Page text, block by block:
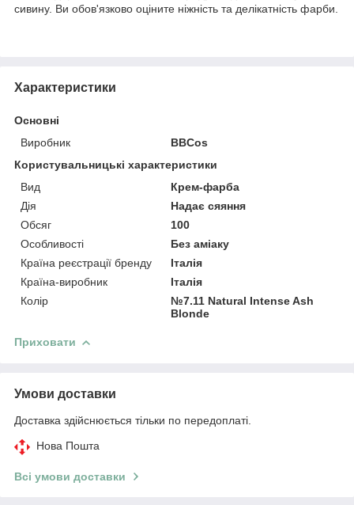
сивину. Ви обов'язково оціните ніжність та делікатність фарби.
Характеристики
Основні
Виробник
BBCos
Користувальницькі характеристики
Вид
Крем-фарба
Дія
Надає сяяння
Обсяг
100
Особливості
Без аміаку
Країна реєстрації бренду
Італія
Країна-виробник
Італія
Колір
№7.11 Natural Intense Ash
Blonde
Приховати
Умови доставки
Доставка здійснюється тільки по передоплаті.
Нова Пошта
Всі умови доставки